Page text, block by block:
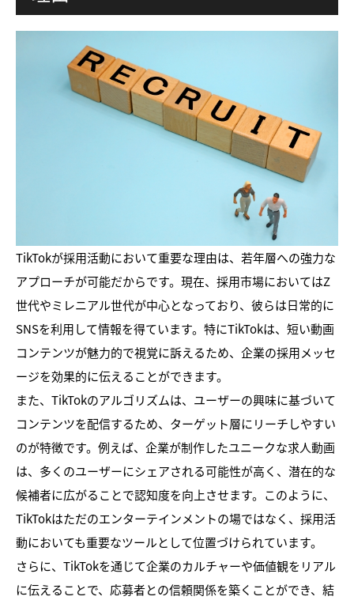
TikTokが採用活動において重要な理由は、若年層への強力な
アプローチが可能だからです。現在、採用市場においてはZ
世代やミレニアル世代が中心となっており、彼らは日常的に
SNSを利用して情報を得ています。特にTikTokは、短い動画
コンテンツが魅力的で視覚に訴えるため、企業の採用メッセ
ージを効果的に伝えることができます。
また、TikTokのアルゴリズムは、ユーザーの興味に基づいて
コンテンツを配信するため、ターゲット層にリーチしやすい
のが特徴です。例えば、企業が制作したユニークな求人動画
は、多くのユーザーにシェアされる可能性が高く、潜在的な
候補者に広がることで認知度を向上させます。このように、
TikTokはただのエンターテインメントの場ではなく、採用活
動においても重要なツールとして位置づけられています。
さらに、TikTokを通じて企業のカルチャーや価値観をリアル
に伝えることで、応募者との信頼関係を築くことができ、結